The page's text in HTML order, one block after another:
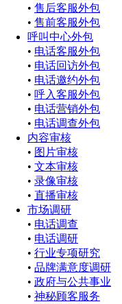
• 售后客服外包
• 售前客服外包
呼叫中心外包
• 电话客服外包
• 电话回访外包
• 电话邀约外包
• 呼入客服外包
• 电话营销外包
• 电话调查外包
内容审核
• 图片审核
• 文本审核
• 录像审核
• 直播审核
市场调研
• 电话调查
• 电话调研
• 行业专项研究
• 品牌满意度调研
• 政府与公共事业
• 神秘顾客服务